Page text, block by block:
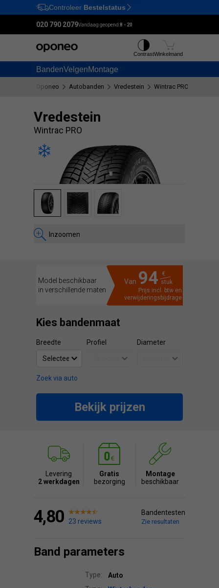
Ctrl M
Controleer Bestelstatus
020 790 2079Vandaag geopend:8 - 20
BandenVelgenMontage
ContrastWinkelmand
Oponeo Autobanden Vredestein Wintrac PRO
Vredestein
Wintrac PRO
Inzoomen
Model beschikbaar
in verschillende maten
Van 94
€
stuk
Prijs incl. btw en
verwijderingsbijdrage
Kies bandenmaat
Breedte Profiel Diameter
Zoek via auto
Bekijk prijzen
Levering
2 werkdagen
Gratis
bezorging
Montage
beschikbaar
4,80 23 reviews
Bandentesten
Zie resultaten
Band parameters
Type:
Auto